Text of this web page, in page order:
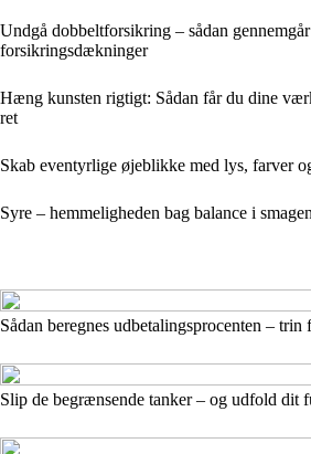
Undgå dobbeltforsikring – sådan
forsikringsdækninger
Hæng kunsten rigtigt: Sådan får du dine
ret
Skab eventyrlige øjeblikke med lys, farver
Syre – hemmeligheden bag balance i smagen
Sådan beregnes udbetalingsprocenten –
Slip de begrænsende tanker – og udfold dit